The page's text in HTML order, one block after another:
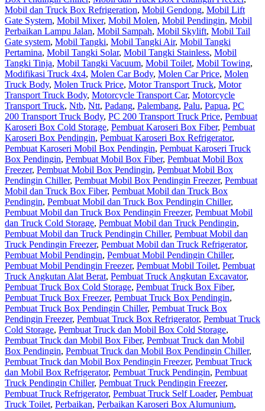
Mobil dan Truck Box Refrigeration, Mobil Gendong, Mobil Lift
Gate System, Mobil Mixer, Mobil Molen, Mobil Pendingin, Mobil
Perbaikan Lampu Jalan, Mobil Sampah, Mobil Skylift, Mobil Tail
Gate system, Mobil Tangki, Mobil Tangki Air, Mobil Tangki
Pertamina, Mobil Tangki Solar, Mobil Tangki Stainless, Mobil
Tangki Tinja, Mobil Tangki Vacuum, Mobil Toilet, Mobil Towing,
Modifikasi Truck 4x4, Molen Car Body, Molen Car Price, Molen
Truck Body, Molen Truck Price, Motor Transport Truck, Motor
Transport Truck Body, Motorcycle Transport Car, Motorcycle
Transport Truck, Ntb, Ntt, Padang, Palembang, Palu, Papua, PC
200 Transport Truck Body, PC 200 Transport Truck Price, Pembuat
Karoseri Box Cold Storage, Pembuat Karoseri Box Fiber, Pembuat
Karoseri Box Pendingin, Pembuat Karoseri Box Refrigerator,
Pembuat Karoseri Mobil Box Pendingin, Pembuat Karoseri Truck
Box Pendingin, Pembuat Mobil Box Fiber, Pembuat Mobil Box
Freezer, Pembuat Mobil Box Pendingin, Pembuat Mobil Box
Pendingin Chiller, Pembuat Mobil Box Pendingin Freezer, Pembuat
Mobil dan Truck Box Fiber, Pembuat Mobil dan Truck Box
Pendingin, Pembuat Mobil dan Truck Box Pendingin Chiller,
Pembuat Mobil dan Truck Box Pendingin Freezer, Pembuat Mobil
dan Truck Cold Storage, Pembuat Mobil dan Truck Pendingin,
Pembuat Mobil dan Truck Pendingin Chiller, Pembuat Mobil dan
Truck Pendingin Freezer, Pembuat Mobil dan Truck Refrigerator,
Pembuat Mobil Pendingin, Pembuat Mobil Pendingin Chiller,
Pembuat Mobil Pendingin Freezer, Pembuat Mobil Toilet, Pembuat
Truck Angkutan Alat Berat, Pembuat Truck Angkutan Excavator,
Pembuat Truck Box Cold Storage, Pembuat Truck Box Fiber,
Pembuat Truck Box Freezer, Pembuat Truck Box Pendingin,
Pembuat Truck Box Pendingin Chiller, Pembuat Truck Box
Pendingin Freezer, Pembuat Truck Box Refrigerator, Pembuat Truck
Cold Storage, Pembuat Truck dan Mobil Box Cold Storage,
Pembuat Truck dan Mobil Box Fiber, Pembuat Truck dan Mobil
Box Pendingin, Pembuat Truck dan Mobil Box Pendingin Chiller,
Pembuat Truck dan Mobil Box Pendingin Freezer, Pembuat Truck
dan Mobil Box Refrigerator, Pembuat Truck Pendingin, Pembuat
Truck Pendingin Chiller, Pembuat Truck Pendingin Freezer,
Pembuat Truck Refrigerator, Pembuat Truck Self Loader, Pembuat
Truck Toilet, Perbaikan, Perbaikan Karoseri Box Alumunium,